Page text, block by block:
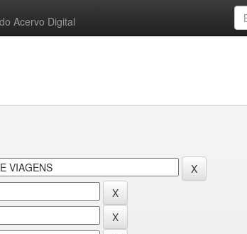
Acervo Digital